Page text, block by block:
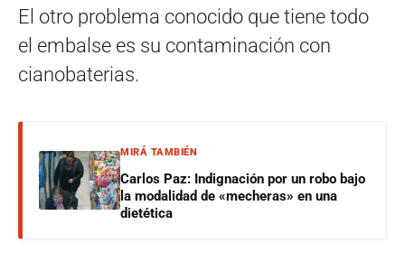
El otro problema conocido que tiene todo
el embalse es su contaminación con
cianobaterias.
MIRÁ TAMBIÉN
Carlos Paz: Indignación por un robo bajo
la modalidad de «mecheras» en una
dietética